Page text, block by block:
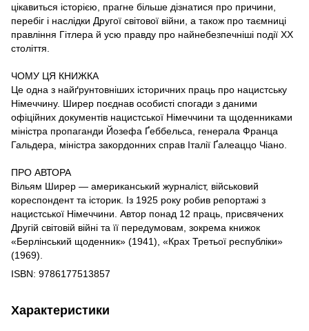
цікавиться історією, прагне більше дізнатися про причини,
перебіг і наслідки Другої світової війни, а також про таємниці
правління Гітлера й усю правду про найнебезпечніші події ХХ
століття.
ЧОМУ ЦЯ КНИЖКА
Це одна з найґрунтовніших історичних праць про нацистську
Німеччину. Ширер поєднав особисті спогади з даними
офіційних документів нацистської Німеччини та щоденниками
міністра пропаганди Йозефа Ґеббельса, генерала Франца
Гальдера, міністра закордонних справ Італії Ґалеаццо Чіано.
ПРО АВТОРА
Вільям Ширер — американський журналіст, військовий
кореспондент та історик. Із 1925 року робив репортажі з
нацистської Німеччини. Автор понад 12 праць, присвячених
Другій світовій війні та її передумовам, зокрема книжок
«Берлінський щоденник» (1941), «Крах Третьої республіки»
(1969).
ISBN: 9786177513857
Характеристики